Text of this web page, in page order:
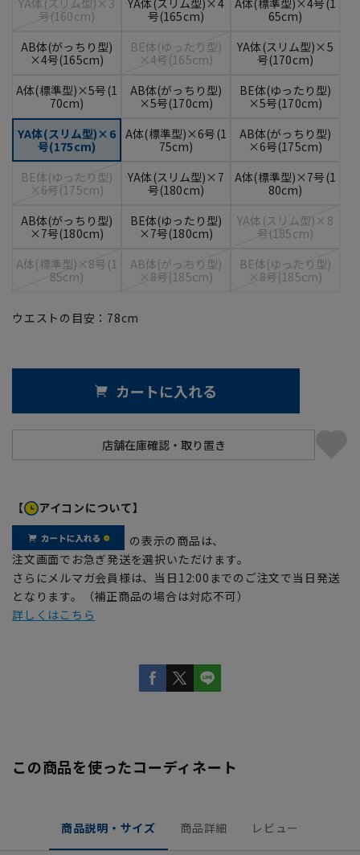
号(160cm)
号(165cm)
65cm)
AB体(がっちり型)
×4号(165cm)
BE体(ゆったり型)
×4号(165cm)
YA体(スリム型)×5
号(170cm)
A体(標準型)×5号(1
70cm)
AB体(がっちり型)
×5号(170cm)
BE体(ゆったり型)
×5号(170cm)
YA体(スリム型)×6
号(175cm)
A体(標準型)×6号(1
75cm)
AB体(がっちり型)
×6号(175cm)
BE体(ゆったり型)
×6号(175cm)
YA体(スリム型)×7
号(180cm)
A体(標準型)×7号(1
80cm)
AB体(がっちり型)
×7号(180cm)
BE体(ゆったり型)
×7号(180cm)
YA体(スリム型)×8
号(185cm)
A体(標準型)×8号(1
85cm)
AB体(がっちり型)
×8号(185cm)
BE体(ゆったり型)
×8号(185cm)
ウエストの目安： 78cm
カートに入れる
【 アイコンについて】
の表示の商品は、
注文画面でお急ぎ発送を選択いただけます。
さらにメルマガ会員様は、当日12:00までのご注文で当日発送
となります。（補正商品の場合は対応不可）
詳しくはこちら
この商品を使ったコーディネート
商品説明・サイズ 商品詳細 レビュー